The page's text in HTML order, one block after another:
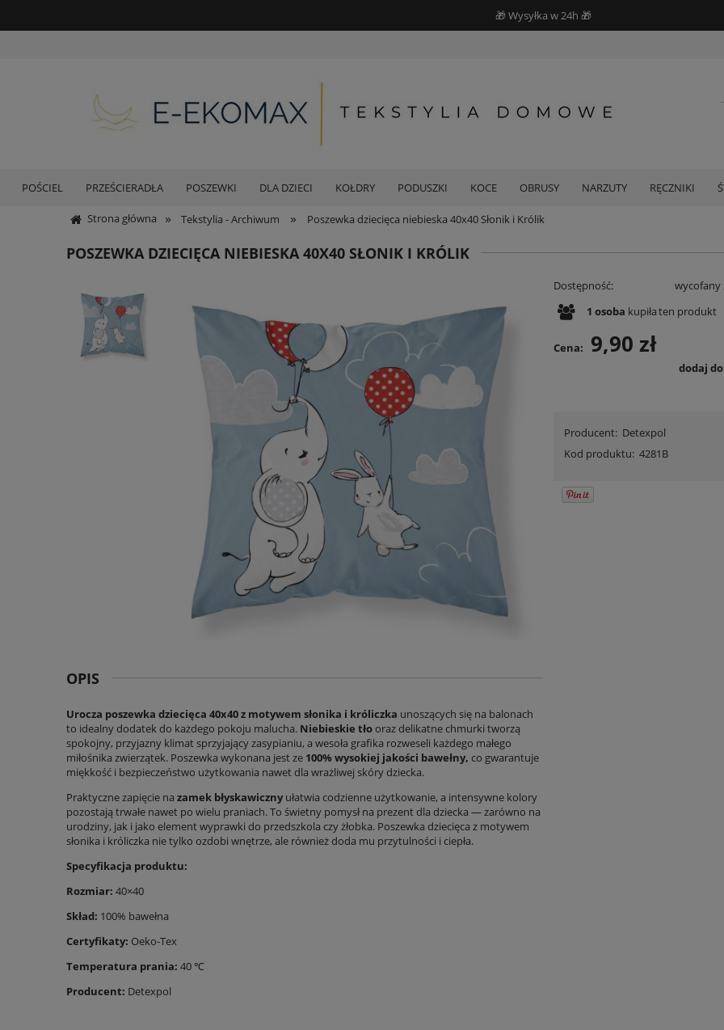
🎁 Wysyłka w 24h 🎁
POŚCIEL PRZEŚCIERADŁA POSZEWKI DLA DZIECI KOŁDRY PODUSZKI KOCE OBRUSY NARZUTY RĘCZNIKI
Strona główna » Tekstylia - Archiwum » Poszewka dziecięca niebieska 40x40 Słonik i Królik
POSZEWKA DZIECIĘCA NIEBIESKA 40X40 SŁONIK I KRÓLIK
Dostępność:
wycofany
1 osoba kupiłaten produkt
Cena: 9,90 zł
dodaj
Producent: Detexpol
Kod produktu: 4281B
OPIS
Urocza poszewka dziecięca 40x40 z motywem słonika i króliczka unoszących się na balonach
to idealny dodatek do każdego pokoju malucha. Niebieskie tłooraz delikatne chmurki tworzą
spokojny, przyjazny klimat sprzyjający zasypianiu, a wesoła grafika rozweseli każdego małego
miłośnika zwierzątek. Poszewka wykonana jest ze 100% wysokiej jakości bawełny, co gwarantuje
miękkość i bezpieczeństwo użytkowania nawet dla wrażliwej skóry dziecka.
Praktyczne zapięcie na zamek błyskawiczny ułatwia codzienne użytkowanie, a intensywne kolory
pozostają trwałe nawet po wielu praniach. To świetny pomysł na prezent dla dziecka — zarówno na
urodziny, jak i jako element wyprawki do przedszkola czy żłobka. Poszewka dziecięca z motywem
słonika i króliczka nie tylko ozdobi wnętrze, ale również doda mu przytulności i ciepła.
Specyfikacja produktu:
Rozmiar: 40×40
Skład: 100% bawełna
Certyfikaty: Oeko-Tex
Temperatura prania: 40 ℃
Producent: Detexpol